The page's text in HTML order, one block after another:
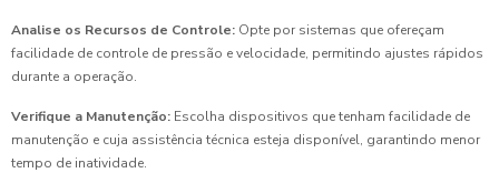
Analise os Recursos de Controle: Opte por sistemas que ofereçam
facilidade de controle de pressão e velocidade, permitindo ajustes rápidos
durante a operação.
Verifique a Manutenção: Escolha dispositivos que tenham facilidade de
manutenção e cuja assistência técnica esteja disponível, garantindo menor
tempo de inatividade.